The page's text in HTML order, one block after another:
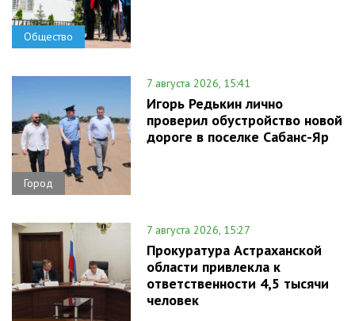
Общество
Город
7 августа 2026, 15:41
Игорь Редькин лично
проверил обустройство новой
дороге в поселке Сабанс-Яр
7 августа 2026, 15:27
Прокуратура Астраханской
области привлекла к
ответственности 4,5 тысячи
человек